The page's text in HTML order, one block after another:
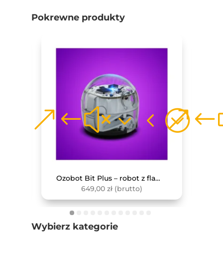
Pokrewne produkty
Ozobot Bit Plus – robot z flamastrami
649,00 zł (brutto)
Wybierz kategorie